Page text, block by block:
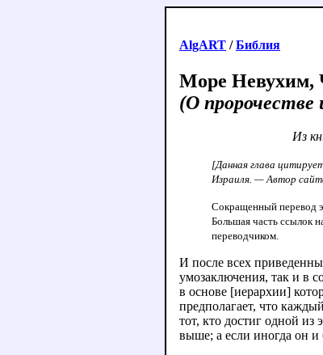
AlgART /Библия
Море Невухим,
(О пророчестве
Из
[Данная глава
Израиля. — Автор
Сокращенный перевод
Большая часть ссылок
переводчиком.
И после всех
умозаключения, так и в
в основе [иерархии]
предполагает, что
тот, кто достиг одной
выше; а если иногда он и